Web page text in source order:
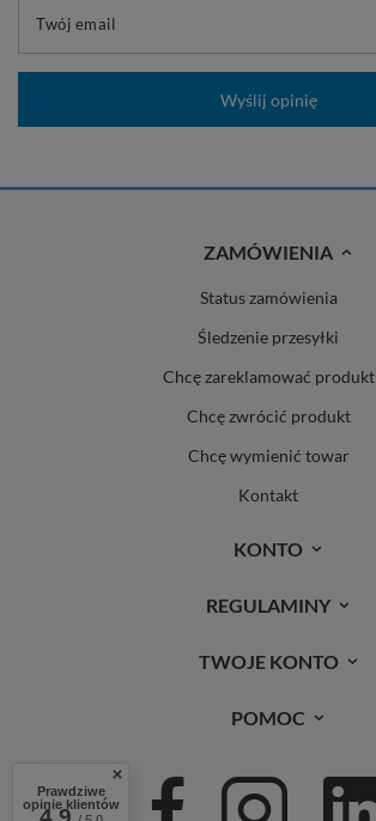
Twój email
Wyślij opinię
ZAMÓWIENIA
Status zamówienia
Śledzenie przesyłki
Chcę zareklamować produkt
Chcę zwrócić produkt
Chcę wymienić towar
Kontakt
KONTO
REGULAMINY
TWOJE KONTO
POMOC
Prawdziwe
opinie klientów